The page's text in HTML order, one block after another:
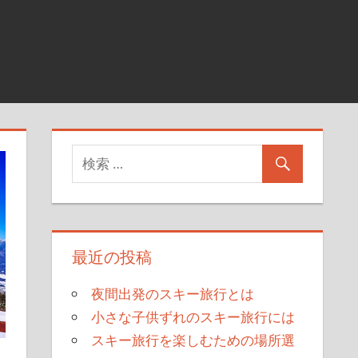
最近の投稿
夜間出発のスキー旅行とは
小さな子供ずれのスキー旅行には
スキー旅行を楽しむための場所選